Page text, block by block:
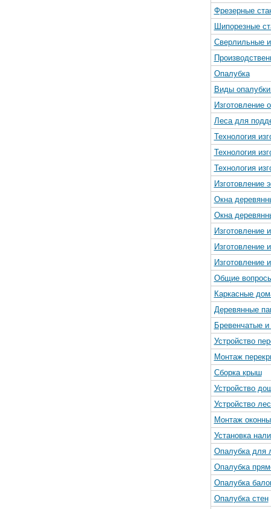
Фрезерные
Шипорезные
Сверлильные
Опалубка
Виды
Изготовление
Леса для
Технология
Технология
Технология
Изготовление
Окна
Окна
Изготовление
Изготовление
Изготовление
Общие
Каркасные
Деревянные
Бревенчатые
Устройство
Монтаж
Сборка крыш
Устройство
Устройство
Монтаж
Установка
Опалубка для
Опалубка
Опалубка
Опалубка стен